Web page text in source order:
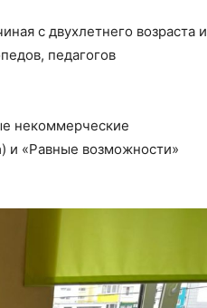
с двухлетнего возраста и
педагогов
некоммерческие
) и «Равные возможности»